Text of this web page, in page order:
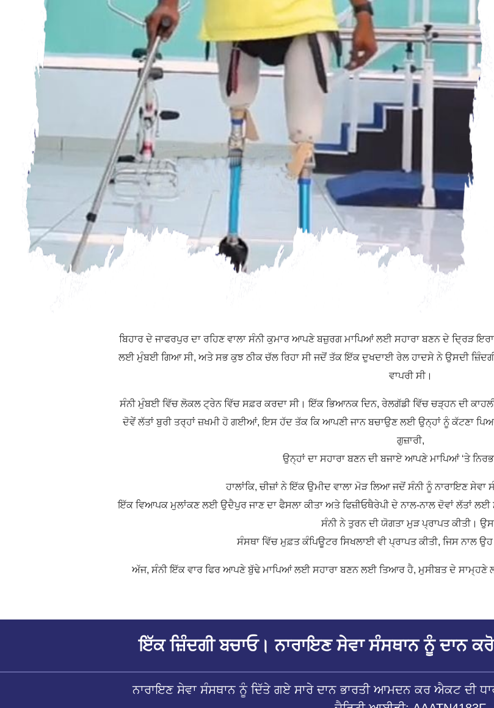
ਬਿਹਾਰ ਦੇ ਜਾਫਰਪੁਰ ਦਾ ਰਹਿਣ ਵਾਲਾ ਸੰਨੀ ਕੁਮਾਰ ਆਪਣੇ ਬਜ਼ੁਰਗ ਮਾਪਿਆਂ ਲਈ ਸਹਾਰਾ ਬਣਨ ਦੇ ਦ੍ਰਿੜ
ਲਈ ਮੁੰਬਈ ਗਿਆ ਸੀ, ਅਤੇ ਸਭ ਕੁਝ ਠੀਕ ਚੱਲ ਰਿਹਾ ਸੀ ਜਦੋਂ ਤੱਕ ਇੱਕ ਦੁਖਦਾਈ ਰੇਲ ਹਾਦਸੇ ਨੇ ਉਸਦੀ
ਵਾਪਰੀ ਸੀ।
ਸੰਨੀ ਮੁੰਬਈ ਵਿੱਚ ਲੋਕਲ ਟ੍ਰੇਨ ਵਿੱਚ ਸਫ਼ਰ ਕਰਦਾ ਸੀ। ਇੱਕ ਭਿਆਨਕ ਦਿਨ, ਰੇਲਗੱਡੀ ਵਿੱਚ ਚੜ੍ਹਨ ਦੀ
ਦੋਵੇਂ ਲੱਤਾਂ ਬੁਰੀ ਤਰ੍ਹਾਂ ਜ਼ਖਮੀ ਹੋ ਗਈਆਂ, ਇਸ ਹੱਦ ਤੱਕ ਕਿ ਆਪਣੀ ਜਾਨ ਬਚਾਉਣ ਲਈ ਉਨ੍ਹਾਂ ਨੂੰ ਕੱਟਣਾ
ਗੁਜ਼ਾਰੀ,
ਉਨ੍ਹਾਂ ਦਾ ਸਹਾਰਾ ਬਣਨ ਦੀ ਬਜਾਏ ਆਪਣੇ ਮਾਪਿਆਂ ‘ਤੇ
ਹਾਲਾਂਕਿ, ਚੀਜ਼ਾਂ ਨੇ ਇੱਕ ਉਮੀਦ ਵਾਲਾ ਮੋੜ ਲਿਆ ਜਦੋਂ ਸੰਨੀ ਨੂੰ ਨਾਰਾਇਣ ਸੇਵਾ
ਇੱਕ ਵਿਆਪਕ ਮੁਲਾਂਕਣ ਲਈ ਉਦੈਪੁਰ ਜਾਣ ਦਾ ਫੈਸਲਾ ਕੀਤਾ ਅਤੇ ਫਿਜ਼ੀਓਥੈਰੇਪੀ ਦੇ ਨਾਲ-ਨਾਲ ਦੋਵਾਂ ਲੱਤਾਂ
ਸੰਨੀ ਨੇ ਤੁਰਨ ਦੀ ਯੋਗਤਾ ਮੁੜ ਪ੍ਰਾਪਤ ਕੀਤੀ।
ਸੰਸਥਾ ਵਿੱਚ ਮੁਫ਼ਤ ਕੰਪਿਊਟਰ ਸਿਖਲਾਈ ਵੀ ਪ੍ਰਾਪਤ ਕੀਤੀ, ਜਿਸ ਨਾਲ
ਅੱਜ, ਸੰਨੀ ਇੱਕ ਵਾਰ ਫਿਰ ਆਪਣੇ ਬੁੱਢੇ ਮਾਪਿਆਂ ਲਈ ਸਹਾਰਾ ਬਣਨ ਲਈ ਤਿਆਰ ਹੈ, ਮੁਸੀਬਤ ਦੇ ਸਾਮ੍ਹਣੇ
ਇੱਕ ਜ਼ਿੰਦਗੀ ਬਚਾਓ। ਨਾਰਾਇਣ ਸੇਵਾ ਸੰਸਥਾਨ ਨੂੰ ਦਾਨ
ਨਾਰਾਇਣ ਸੇਵਾ ਸੰਸਥਾਨ ਨੂੰ ਦਿੱਤੇ ਗਏ ਸਾਰੇ ਦਾਨ ਭਾਰਤੀ ਆਮਦਨ ਕਰ ਐਕਟ ਦੀ